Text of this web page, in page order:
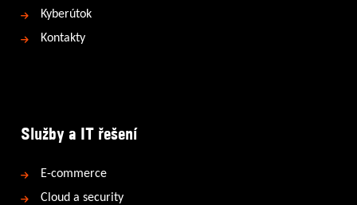
Kyberútok
Kontakty
Služby a IT řešení
E-commerce
Cloud a security